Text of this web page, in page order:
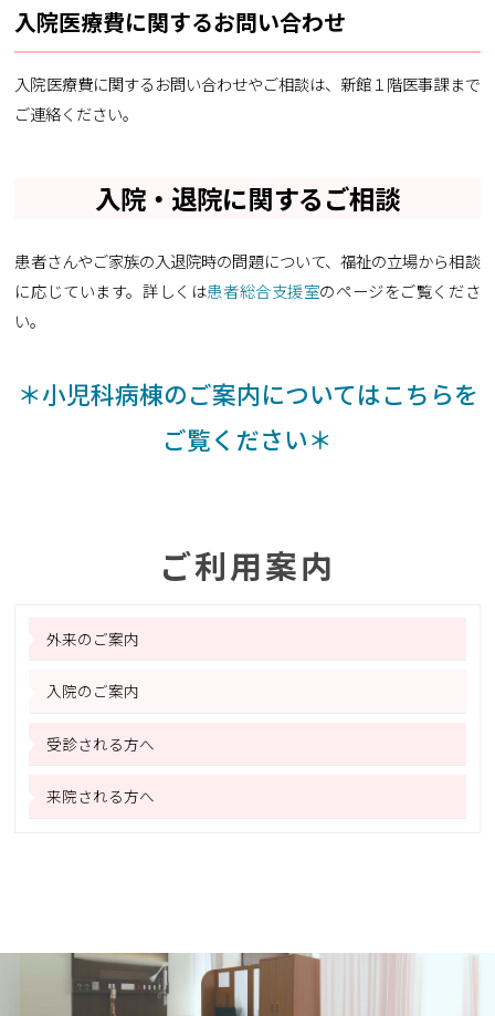
入院医療費に関するお問い合わせ
入院医療費に関するお問い合わせやご相談は、新館１階医事課まで
ご連絡ください。
入院・退院に関するご相談
患者さんやご家族の入退院時の問題について、福祉の立場から相談
に応じています。詳しくは患者総合支援室のページをご覧くださ
い。
＊小児科病棟のご案内についてはこちらを
ご覧ください＊
ご利用案内
外来のご案内
入院のご案内
受診される方へ
来院される方へ